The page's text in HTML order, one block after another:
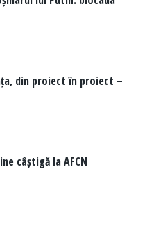
din proiect în proiect –
câștigă la AFCN